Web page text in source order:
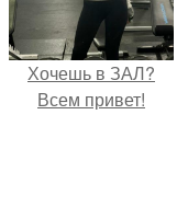
Хочешь в ЗАЛ?
Всем привет!